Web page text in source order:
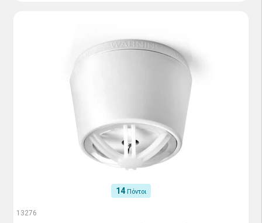
14 Πόντοι
13276